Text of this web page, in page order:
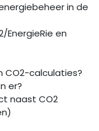
in de
en
CO2-calculaties?
er?
naast CO2